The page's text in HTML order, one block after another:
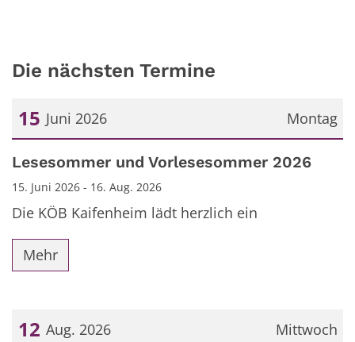
Die nächsten Termine
Montag
15 Juni 2026
Datum: 15. Juni 2026
Lesesommer und Vorlesesommer 2026
15. Juni 2026 - 16. Aug. 2026
Die KÖB Kaifenheim lädt herzlich ein
Mehr
Mittwoch
12 Aug. 2026